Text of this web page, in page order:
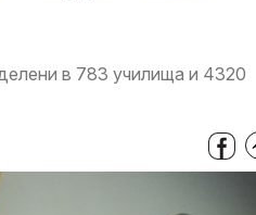
в 783 училища и 4320